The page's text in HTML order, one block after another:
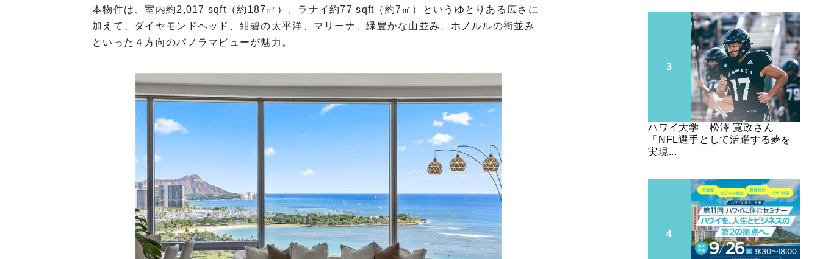
本物件は、室内約2,017 sqft（約187㎡）、ラナイ約77 sqft（約7㎡）というゆとりある広さに
加えて、ダイヤモンドヘッド、紺碧の太平洋、マリーナ、緑豊かな山並み、ホノルルの街並み
といった４方向のパノラマビューが魅力。
ハワイ大学 松澤 寛政さん
「NFL選手として活躍する夢を
実現...